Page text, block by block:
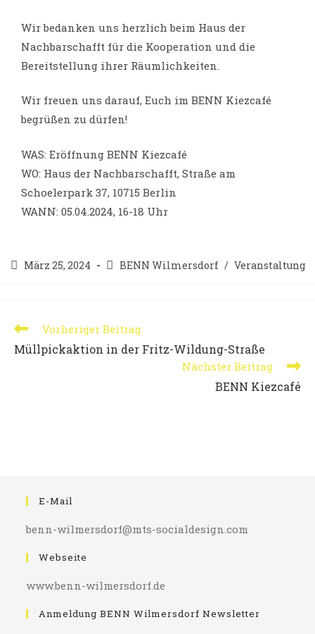
Wir bedanken uns herzlich beim Haus der
Nachbarschafft für die Kooperation und die
Bereitstellung ihrer Räumlichkeiten.
Wir freuen uns darauf, Euch im BENN Kiezcafé
begrüßen zu dürfen!
WAS: Eröffnung BENN Kiezcafé
WO: Haus der Nachbarschafft, Straße am
Schoelerpark 37, 10715 Berlin
WANN: 05.04.2024, 16-18 Uhr
März 25, 2024 BENN Wilmersdorf / Veranstaltung
Vorheriger Beitrag
Müllpickaktion in der Fritz-Wildung-Straße
Nächster Beitrag
BENN Kiezcafé
E-Mail
benn-wilmersdorf@mts-socialdesign.com
Webseite
www.benn-wilmersdorf.de
Anmeldung BENN Wilmersdorf Newsletter